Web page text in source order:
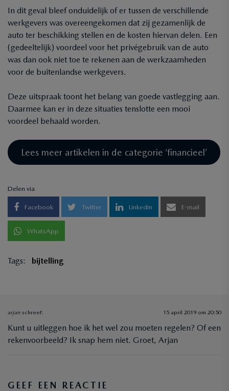
In dit geval bleef onduidelijk of er tussen de verschillende
werkgevers was overeengekomen dat zij gezamenlijk de
auto ter beschikking stellen en de kosten hiervan delen. Een
(gedeeltelijk) voordeel voor het privégebruik van de auto
was dan ook niet toe te rekenen aan de werkzaamheden
voor de buitenlandse werkgevers.
Deze uitspraak toont het belang van goede vastlegging aan.
Daarmee kan er in deze situaties tenslotte een mooi
voordeel behaald worden.
Lees meer artikelen in de categorie ‘financieel’
Delen via
Facebook Twitter Linkedin E-mail
WhatsApp
Tags: bijtelling
arjan schreef: 15 april 2019 om 20:50
Kunt u uitleggen hoe ik het wel zou moeten regelen? Of een
rekenvoorbeeld? Ik snap hem niet. Groet, Arjan
GEEF EEN REACTIE